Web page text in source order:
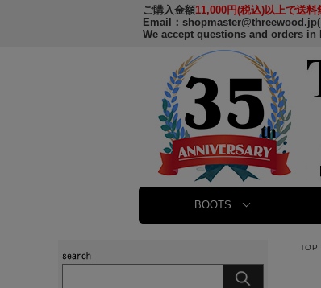
ご購入金額11,000円(税込)以上で送料
Email： shopmaster@threewood.jp
We accept questions and orders
BOOTS
TOP